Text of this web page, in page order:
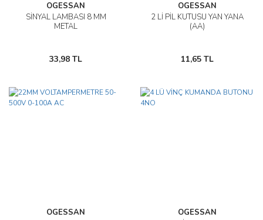
OGESSAN
SİNYAL LAMBASI 8 MM
METAL
33,98 TL
OGESSAN
2 Lİ PİL KUTUSU YAN YANA
(AA)
11,65 TL
OGESSAN
OGESSAN